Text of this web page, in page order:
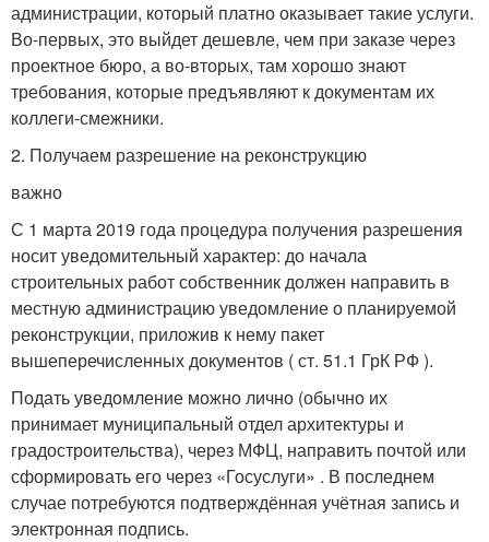
администрации, который платно оказывает такие услуги.
Во-первых, это выйдет дешевле, чем при заказе через
проектное бюро, а во-вторых, там хорошо знают
требования, которые предъявляют к документам их
коллеги-смежники.
2. Получаем разрешение на реконструкцию
важно
С 1 марта 2019 года процедура получения разрешения
носит уведомительный характер: до начала
строительных работ собственник должен направить в
местную администрацию уведомление о планируемой
реконструкции, приложив к нему пакет
вышеперечисленных документов ( ст. 51.1 ГрК РФ ).
Подать уведомление можно лично (обычно их
принимает муниципальный отдел архитектуры и
градостроительства), через МФЦ, направить почтой или
сформировать его через «Госуслуги» . В последнем
случае потребуются подтверждённая учётная запись и
электронная подпись.